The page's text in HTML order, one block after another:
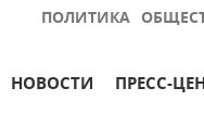
ПОЛИТИКА
НОВОСТИ ПРЕСС-